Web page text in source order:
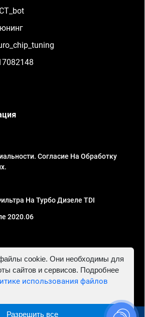
Согласие На Обработку
На Турбо Дизеле TDI
2020.06
Павлович. ИНН 781302555843,
cookie. Они необходимы для
сайтов и сервисов. Подробнее
использования файлов
Разрешить все